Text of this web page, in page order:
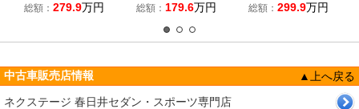
総額： 279.9万円 総額： 179.6万円 総額： 299.9万円
中古車販売店情報
▲上へ戻る
ネクステージ 春日井セダン・スポーツ専門店